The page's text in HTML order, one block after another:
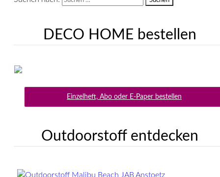
DECO HOME bestellen
Einzelheft, Abo oder E-Paper bestellen
Outdoorstoff entdecken